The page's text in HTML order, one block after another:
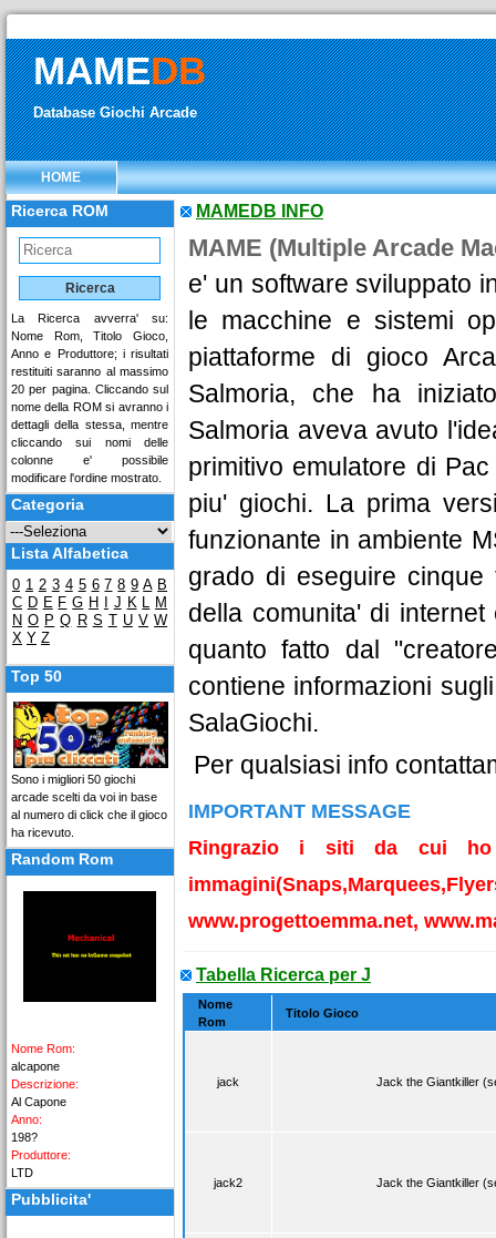
MAMEDB
Database Giochi Arcade
HOME
Ricerca ROM
La Ricerca avverra' su:
Nome Rom, Titolo Gioco,
Anno e Produttore; i risultati
restituiti saranno al massimo
20 per pagina. Cliccando sul
nome della ROM si avranno i
dettagli della stessa, mentre
cliccando sui nomi delle
colonne e' possibile
modificare l'ordine mostrato.
Categoria
Lista Alfabetica
0 1 2 3 4 5 6 7 8 9 A B
C D E F G H J K L M
N O P Q R S T U V W
X Y Z
Top 50
Sono i migliori 50 giochi
arcade scelti da voi in base
al numero di click che il gioco
ha ricevuto.
Random Rom
Nome Rom:
alcapone
Descrizione:
Al Capone
Anno:
198?
Produttore:
LTD
Pubblicita'
MAMEDB INFO
MAME (Multiple Arcade
e' un software sviluppato
le macchine e sistemi
piattaforme di gioco
Salmoria, che ha
Salmoria aveva avuto
primitivo emulatore di
piu' giochi. La prima
funzionante in ambiente
grado di eseguire cinque
della comunita' di
quanto fatto dal
contiene informazioni
SalaGiochi.
Per qualsiasi info
IMPORTANT MESSAGE
Ringrazio i siti da cui ho
www.progettoemma.net,
Tabella Ricerca per J
Nome
Rom
Titolo Gioco
jack Jack the Giantkiller
jack2 Jack the Giantkiller